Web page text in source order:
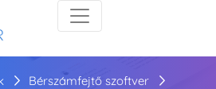
Bérszámfejtő szoftver